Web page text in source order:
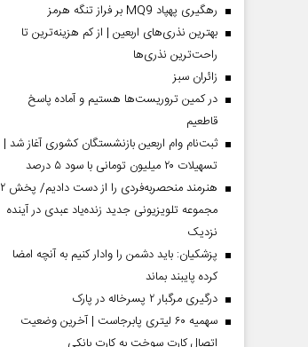
رهگیری پهپاد MQ9 بر فراز تنگه هرمز
بهترین نذری‌های اربعین | از کم هزینه‌ترین تا
راحت‌ترین نذری‌ها
‌زائران سبز
در کمین تروریست‌ها هستیم و آماده پاسخ
قاطعیم
ثبت‌نام وام اربعین بازنشستگان کشوری آغاز شد |
تسهیلات ۲۰ میلیون تومانی با سود ۵ درصد
هنرمند منحصر‌به‌فردی را از دست دادیم/ پخش ۲
مجموعه تلویزیونی جدید زنده‌یاد عبدی در آینده
نزدیک
پزشکیان: باید دشمن را وادار کنیم به آنچه امضا
کرده پایبند بماند
درگیری مرگبار ۲ پسرخاله در پارک
سهمیه ۶۰ لیتری پابرجاست | آخرین وضعیت